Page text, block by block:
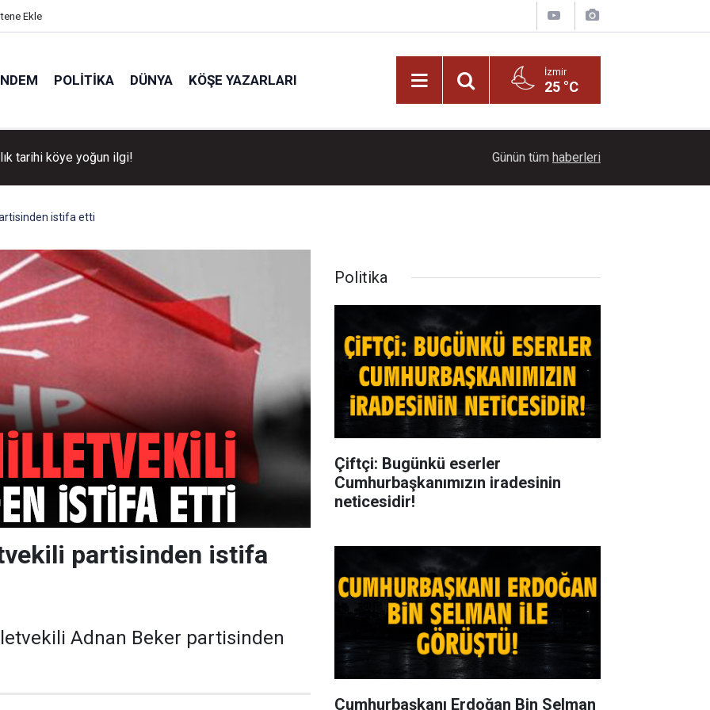
Ekle
POLITIKA DÜNYA KÖŞE YAZARLARI İzmir
25 °C
tarihi köye yoğun ilgi! Başkan İlkay Çiçek tutuklandı!
Günün tüm haberleri
istifa etti
partisinden istifa
Adnan Beker partisinden
Politika
Çiftçi: Bugünkü eserler
Cumhurbaşkanımızın iradesinin
neticesidir!
Cumhurbaşkanı Erdoğan Bin Selman